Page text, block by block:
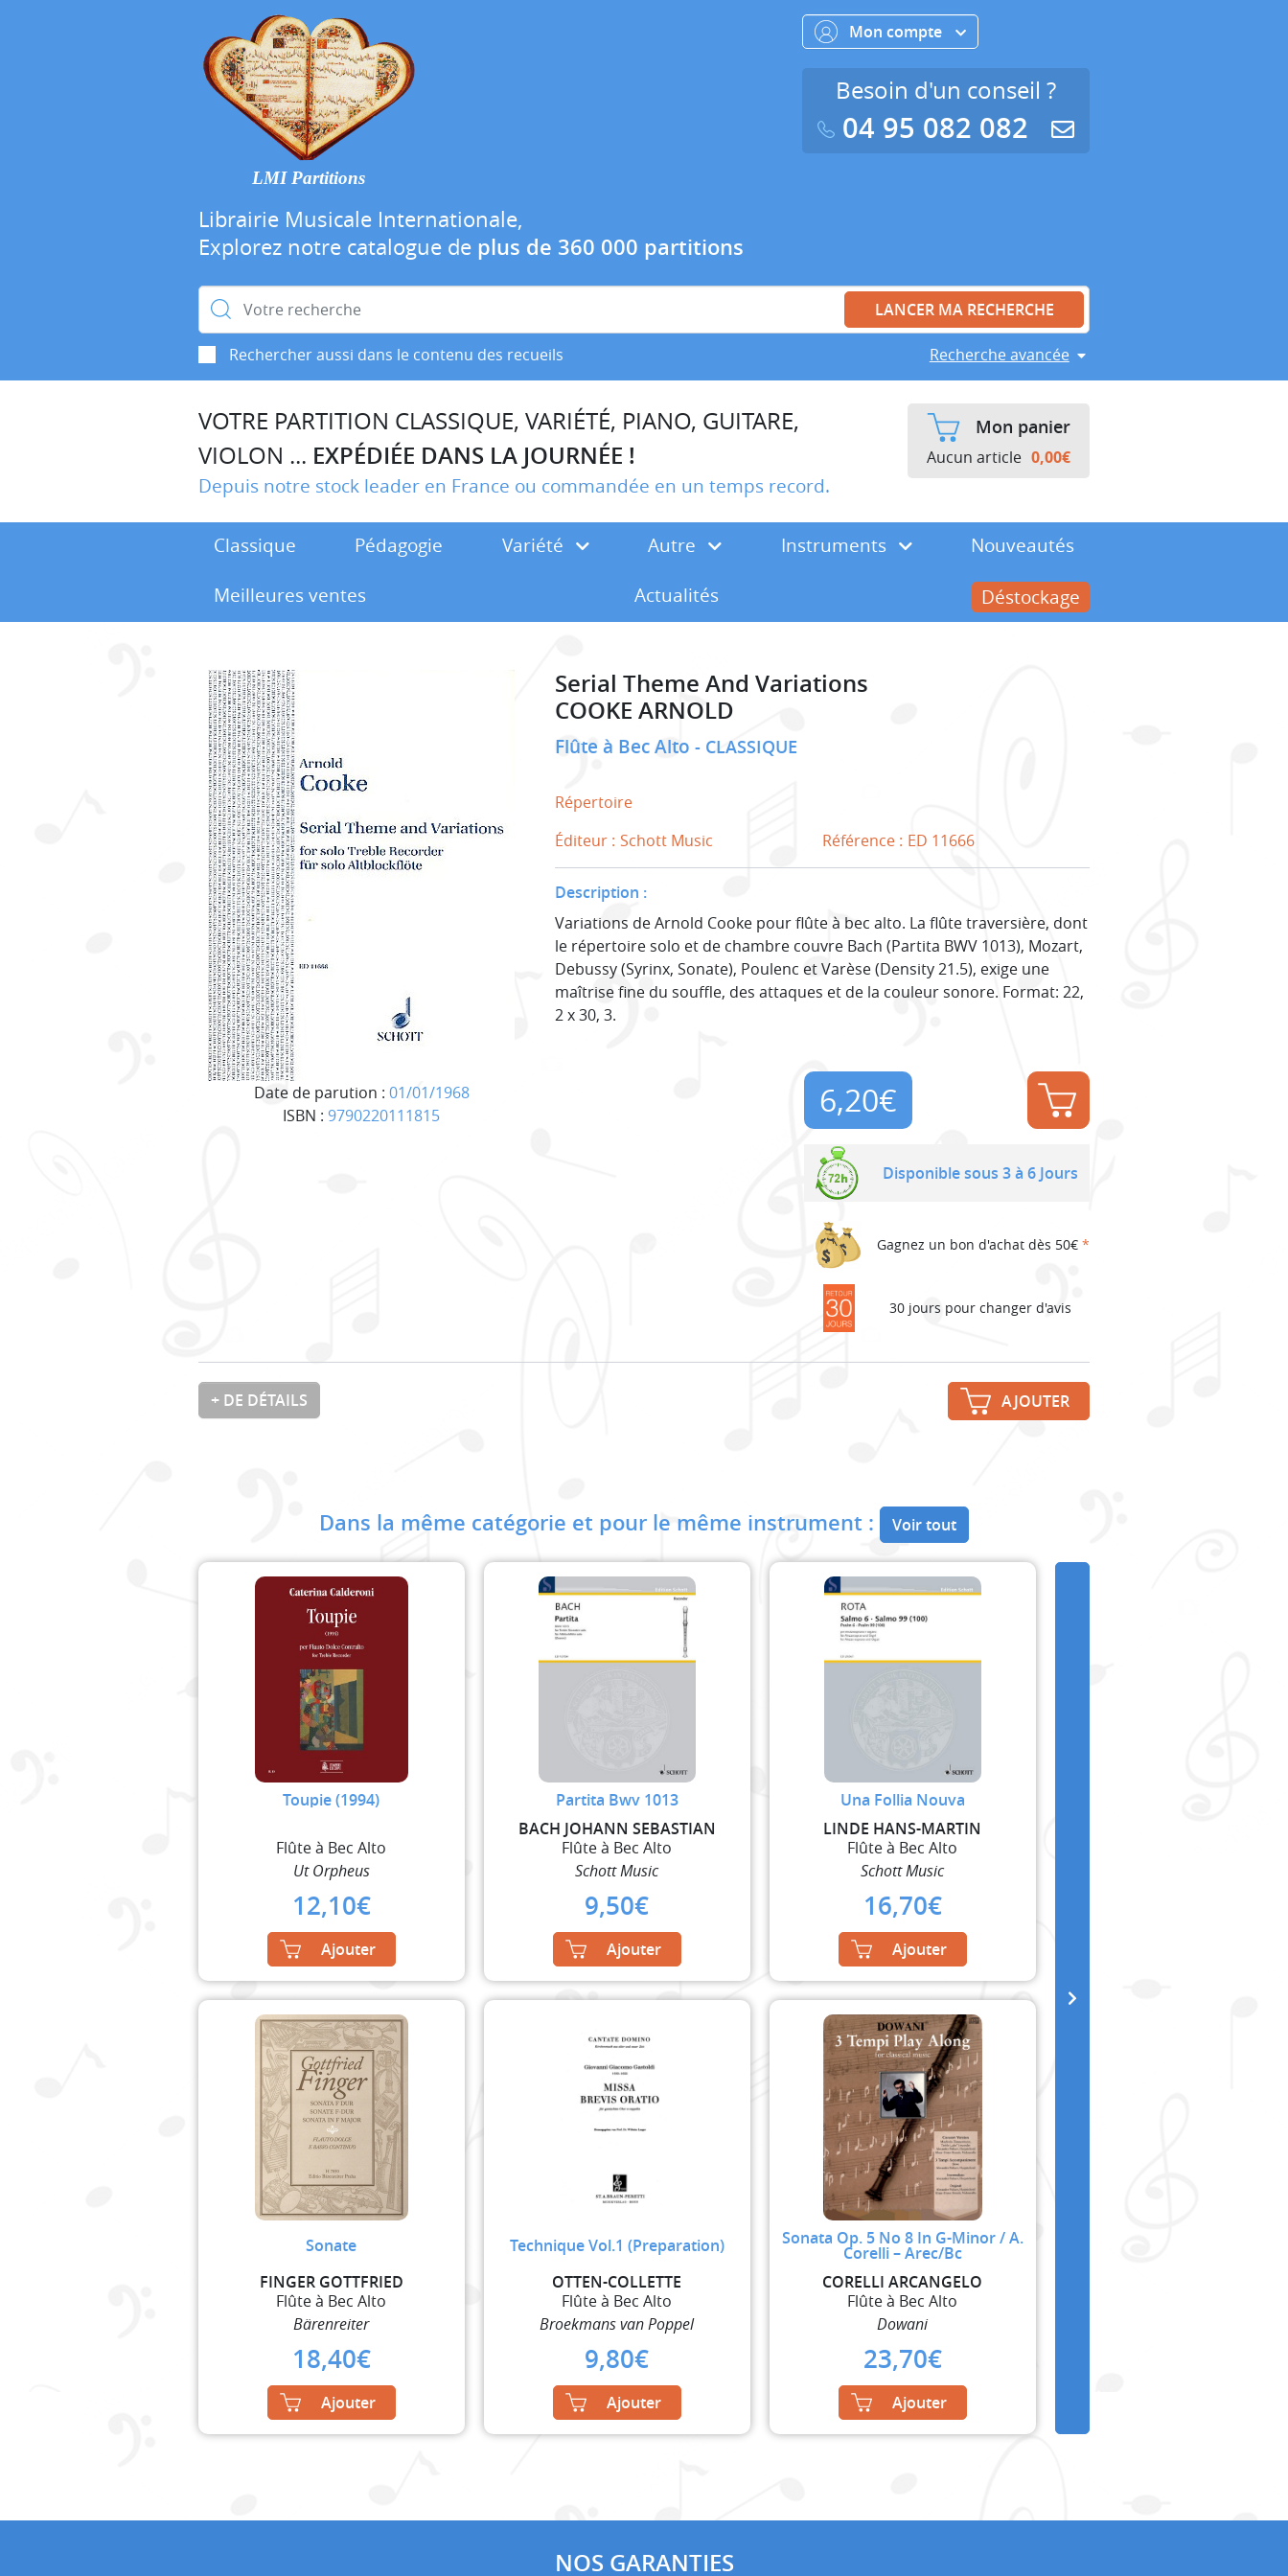
LMI Partitions
Librairie Musicale Internationale,
Explorez notre catalogue de plus de 360 000 partitions
Rechercher :
Rechercher aussi dans le contenu des recueils Recherche avancée
Mon compte
Besoin d'un conseil ?
04 95 082 082
VOTRE PARTITION CLASSIQUE, VARIÉTÉ, PIANO, GUITARE,
VIOLON ... EXPÉDIÉE DANS LA JOURNÉE !
Depuis notre stock leader en France ou commandée en un temps record.
Mon panier
Aucun article 0,00€
Classique Pédagogie Variété Autre Instruments
Nouveautés
Meilleures ventes
Actualités Déstockage
Date de parution : 01/01/1968
ISBN : 9790220111815
Serial Theme And Variations
COOKE ARNOLD
Flûte à Bec Alto CLASSIQUE
Répertoire
Éditeur : Schott Music Référence : ED 11666
Description :
Variations de Arnold Cooke pour flûte à bec alto. La flûte traversière, dont
le répertoire solo et de chambre couvre Bach (Partita BWV 1013), Mozart,
Debussy (Syrinx, Sonate), Poulenc et Varèse (Density 21.5), exige une
maîtrise fine du souffle, des attaques et de la couleur sonore. Format: 22,
2 x 30, 3.
6,20€
Disponible sous 3 à 6 Jours
Gagnez un bon d'achat dès 50€ *
30 jours pour changer d'avis
+ DE DÉTAILS AJOUTER
Dans la même catégorie et pour le même instrument : Voir tout
Toupie (1994)
Flûte à Bec Alto
Ut Orpheus
12,10€
Ajouter
Partita Bwv 1013
BACH JOHANN SEBASTIAN
Flûte à Bec Alto
Schott Music
9,50€
Ajouter
Una Follia Nouva
LINDE HANS-MARTIN
Flûte à Bec Alto
Schott Music
16,70€
Ajouter
Sonate
FINGER GOTTFRIED
Flûte à Bec Alto
Bärenreiter
18,40€
Ajouter
Technique Vol.1 (Preparation)
OTTEN-COLLETTE
Flûte à Bec Alto
Broekmans van Poppel
9,80€
Ajouter
Sonata Op. 5 No 8 In G-Minor / A.
Corelli – Arec/Bc
CORELLI ARCANGELO
Flûte à Bec Alto
Dowani
23,70€
Ajouter
NOS GARANTIES